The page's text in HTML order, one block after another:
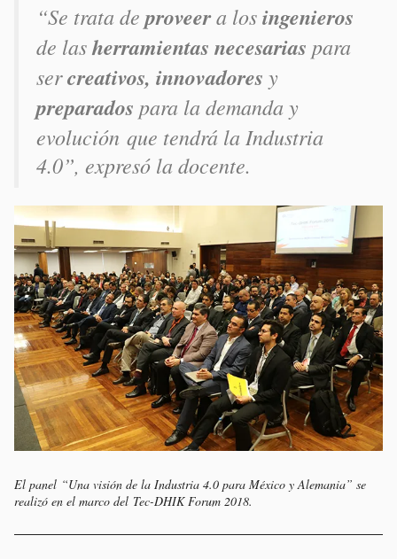
“Se trata de proveera losingenieros
de lasherramientas necesarias para
sercreativos, innovadores y
preparados para la demanda y
evolución que tendrá la Industria
4.0”, expresó la docente.
El panel “Una visión de la Industria 4.0 para México y Alemania” se
realizó en el marco del Tec-DHIK Forum 2018.